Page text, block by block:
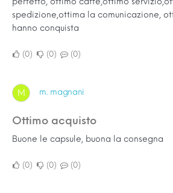
spedizione,ottima la comunicazione,
hanno conquista
0 0 0
M m. magnani
ottimo acquisto
Buone le capsule, buona la consegna
0 0 0